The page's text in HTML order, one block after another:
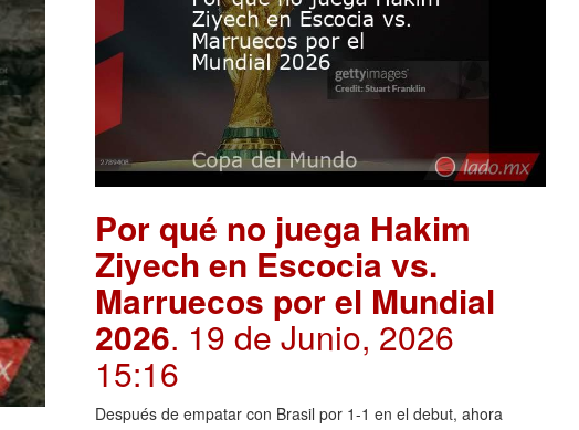
Por qué no juega Hakim
Ziyech en Escocia vs.
Marruecos por el Mundial
2026. 19 de Junio, 2026
15:16
Después de empatar con Brasil por 1-1 en el debut, ahora